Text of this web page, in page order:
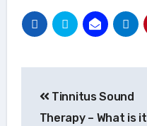
pro
Tinnitus Sound
Therapy – What is it